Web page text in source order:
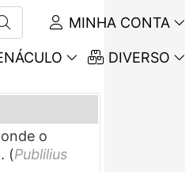
MINHA CONTA
DIVERSO
o
(Publilius